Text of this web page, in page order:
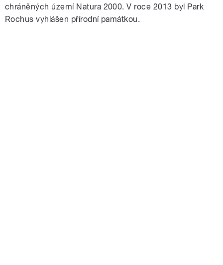
chráněných území Natura 2000. V roce 2013 byl Park
Rochus vyhlášen přírodní památkou.